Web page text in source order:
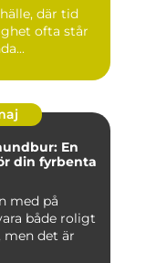
där tid
ofta står
En
din fyrbenta
med på
både roligt
men det är